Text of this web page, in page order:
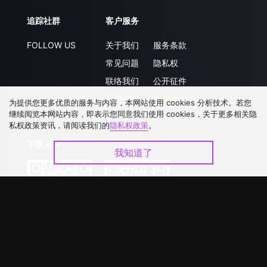
追踪社群
FOLLOW US
客户服务
关于我们
常见问题
联络我们
升级VIP
服务条款
隐私权
公开征件
合作洽談
下载 APP
为提供您更多优质的服务与内容，本网站使用 cookies 分析技术。若您
继续阅览本网站内容，即表示您同意我们使用 cookies，关于更多相关隐
私权政策资讯，请阅读我们的隐私权政策。
我知道了